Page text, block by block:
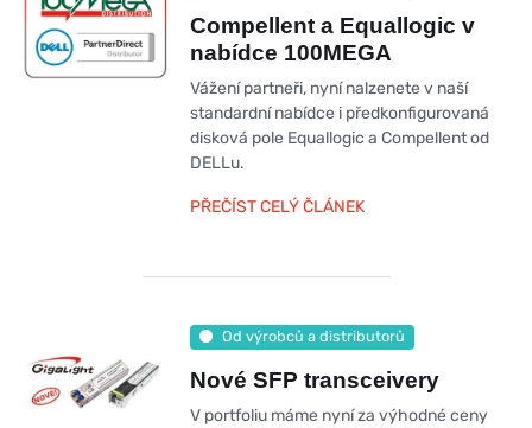
Compellent a Equallogic v
nabídce 100MEGA
Vážení partneři, nyní nalzenete v naší
standardní nabídce i předkonfigurovaná
disková pole Equallogic a Compellent od
DELLu.
PŘEČÍST CELÝ ČLÁNEK
Od výrobců a distributorů
Nové SFP transceivery
V portfoliu máme nyní za výhodné ceny